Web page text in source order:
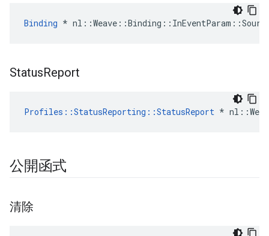
Binding *
StatusReport
Profiles::StatusReporting::StatusReport *
公開函式
清除